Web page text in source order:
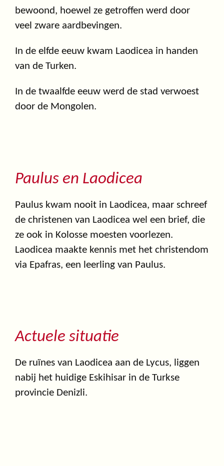
bewoond, hoewel ze getroffen werd door
veel zware aardbevingen.
In de elfde eeuw kwam Laodicea in handen
van de Turken.
In de twaalfde eeuw werd de stad verwoest
door de Mongolen.
Paulus en Laodicea
Paulus kwam nooit in Laodicea, maar schreef
de christenen van Laodicea wel een brief, die
ze ook in Kolosse moesten voorlezen.
Laodicea maakte kennis met het christendom
via Epafras, een leerling van Paulus.
Actuele situatie
De ruïnes van Laodicea aan de Lycus, liggen
nabij het huidige Eskihisar in de Turkse
provincie Denizli.